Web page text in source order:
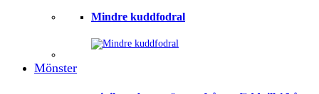
Mindre kuddfodral
Mönster